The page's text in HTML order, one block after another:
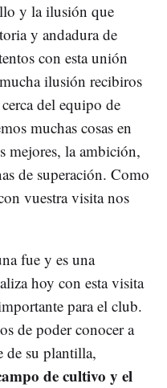
y la ilusión que
y andadura de
con esta unión
ilusión recibiros
del equipo de
muchas cosas en
mejores, la ambición,
de superación. Como
vuestra visita nos
fue y es una
hoy con esta visita
para el club.
de poder conocer a
de su plantilla,
de cultivo y el